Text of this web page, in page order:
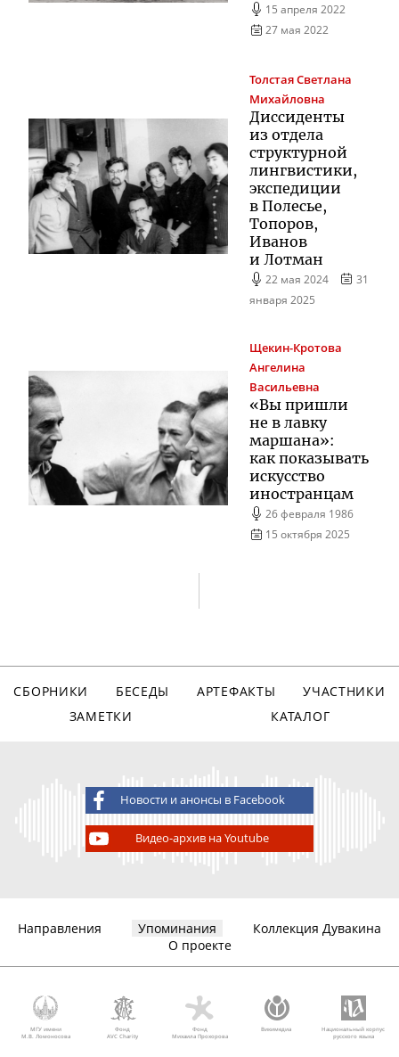
15 апреля 2022
27 мая 2022
ТолстаяСветлана
Михайловна
Диссиденты
из отдела
структурной
лингвистики,
экспедиции
в Полесье,
Топоров,
Иванов
и Лотман
22 мая 2024
31
января 2025
Щекин-Кротова
Ангелина
Васильевна
«Вы пришли
не в лавку
маршана»:
как показывать
искусство
иностранцам
26 февраля 1986
15 октября 2025
СБОРНИКИ БЕСЕДЫ АРТЕФАКТЫ
УЧАСТНИКИ
ЗАМЕТКИ
КАТАЛОГ
Новости и анонсы в Facebook
Видео-архив на Youtube
Направления Упоминания
Коллекция Дувакина
О проекте
МГУ имени
М.В. Ломоносова
Фонд
AVC Charity
Фонд
Михаила Прохорова
Викимедиа
Национальный корпус
русского языка